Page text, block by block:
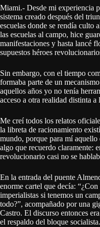
Miami.- Desde mi experiencia
sistema creado después del
escuelas donde se rendía culto
las escuelas al campo, hice
manifestaciones y hasta lancé
supuestos héroes
Sin embargo, con el tiempo
formaba parte de un
aquellos años yo no tenía
acceso a otra realidad distinta
Me creí todos los relatos
la libreta de racionamiento
mundo, porque para mí
algo que recuerdo claramente:
revolucionario casi no se
En la entrada del puente
enorme cartel que decía:
imperialistas si tenemos un
todo?”, acompañado por una
Castro. El discurso entonces
el respaldo del bloque socialista.